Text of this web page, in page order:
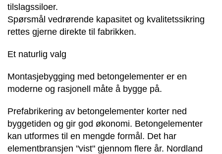
tilslagssiloer.
Spørsmål vedrørende kapasitet og kvalitetssikring
rettes gjerne direkte til fabrikken.
Et naturlig valg
Montasjebygging med betongelementer er en
moderne og rasjonell måte å bygge på.
Prefabrikering av betongelementer korter ned
byggetiden og gir god økonomi. Betongelementer
kan utformes til en mengde formål. Det har
elementbransjen "vist" gjennom flere år. Nordland